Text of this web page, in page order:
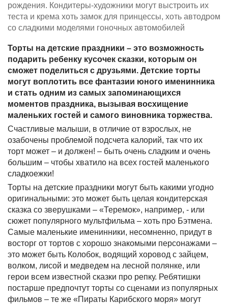
рождения. Кондитеры-художники могут выстроить их
теста и крема хоть замок для принцессы, хоть автодром
со сладкими моделями гоночных автомобилей
Торты на детские праздники – это возможность
подарить ребенку кусочек сказки, которым он
сможет поделиться с друзьями. Детские торты
могут воплотить все фантазии юного именинника
и стать одним из самых запоминающихся
моментов праздника, вызывая восхищение
маленьких гостей и самого виновника торжества.
Счастливые малыши, в отличие от взрослых, не
озабочены проблемой подсчета калорий, так что их
торт может – и должен! – быть очень сладким и очень
большим – чтобы хватило на всех гостей маленького
сладкоежки!
Торты на детские праздники могут быть какими угодно
оригинальными: это может быть целая кондитерская
сказка со зверушками – «Теремок», например, - или
сюжет популярного мультфильма – хоть про Бэтмена.
Самые маленькие именинники, несомненно, придут в
восторг от тортов с хорошо знакомыми персонажами –
это может быть Колобок, водящий хоровод с зайцем,
волком, лисой и медведем на лесной полянке, или
герои всем известной сказки про репку. Ребятишки
постарше предпочтут торты со сценами из популярных
фильмов – те же «Пираты Карибского моря» могут